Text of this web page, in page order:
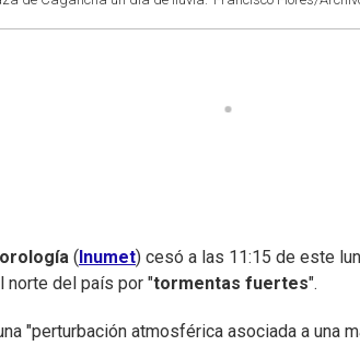
( Inumet) cesó a las 11:15 de este
norte del país por "tormentas fuertes".
"perturbación atmosférica asociada a una